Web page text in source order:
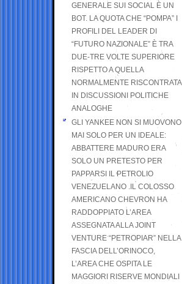
GENERALE SUI SOCIAL È UN
BOT. LA QUOTA CHE “POMPA” I
PROFILI DEL LEADER DI
“FUTURO NAZIONALE” È TRA
DUE-TRE VOLTE SUPERIORE
RISPETTO A QUELLA
NORMALMENTE RISCONTRATA
IN DISCUSSIONI POLITICHE
ANALOGHE
GLI YANKEE NON SI MUOVONO
MAI SOLO PER UN IDEALE:
ABBATTERE MADURO ERA
SOLO UN PRETESTO PER
PAPPARSI IL PETROLIO
VENEZUELANO .IL COLOSSO
AMERICANO CHEVRON HA
RADDOPPIATO L’AREA
ASSEGNATA ALLA JOINT
VENTURE “PETROPIAR” NELLA
FASCIA DELL’ORINOCO,
L’AREA CHE OSPITA LE
MAGGIORI RISERVE MONDIALI